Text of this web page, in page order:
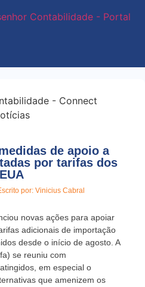
de apoio a
por tarifas dos
EUA
por:Vinicius Cabral
novas ações para apoiar
adicionais de importação
desde o início de agosto. A
se reuniu com
em especial o
que amenizem os